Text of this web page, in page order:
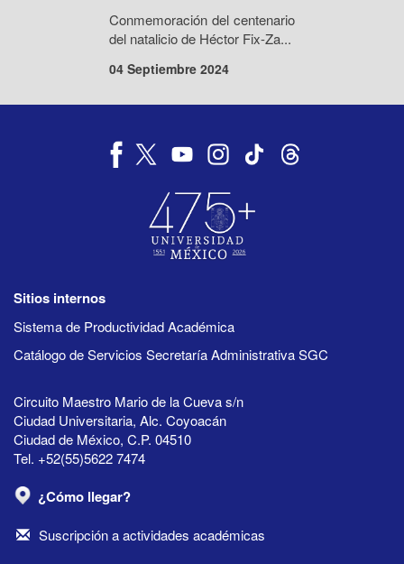
Conmemoración del centenario
del natalicio de Héctor Fix-Za...
04 Septiembre 2024
Sitios internos
Sistema de Productividad Académica
Catálogo de Servicios Secretaría Administrativa SGC
Circuito Maestro Mario de la Cueva s/n
Ciudad Universitaria, Alc. Coyoacán
Ciudad de México, C.P. 04510
Tel. +52(55)5622 7474
¿Cómo llegar?
Suscripción a actividades académicas